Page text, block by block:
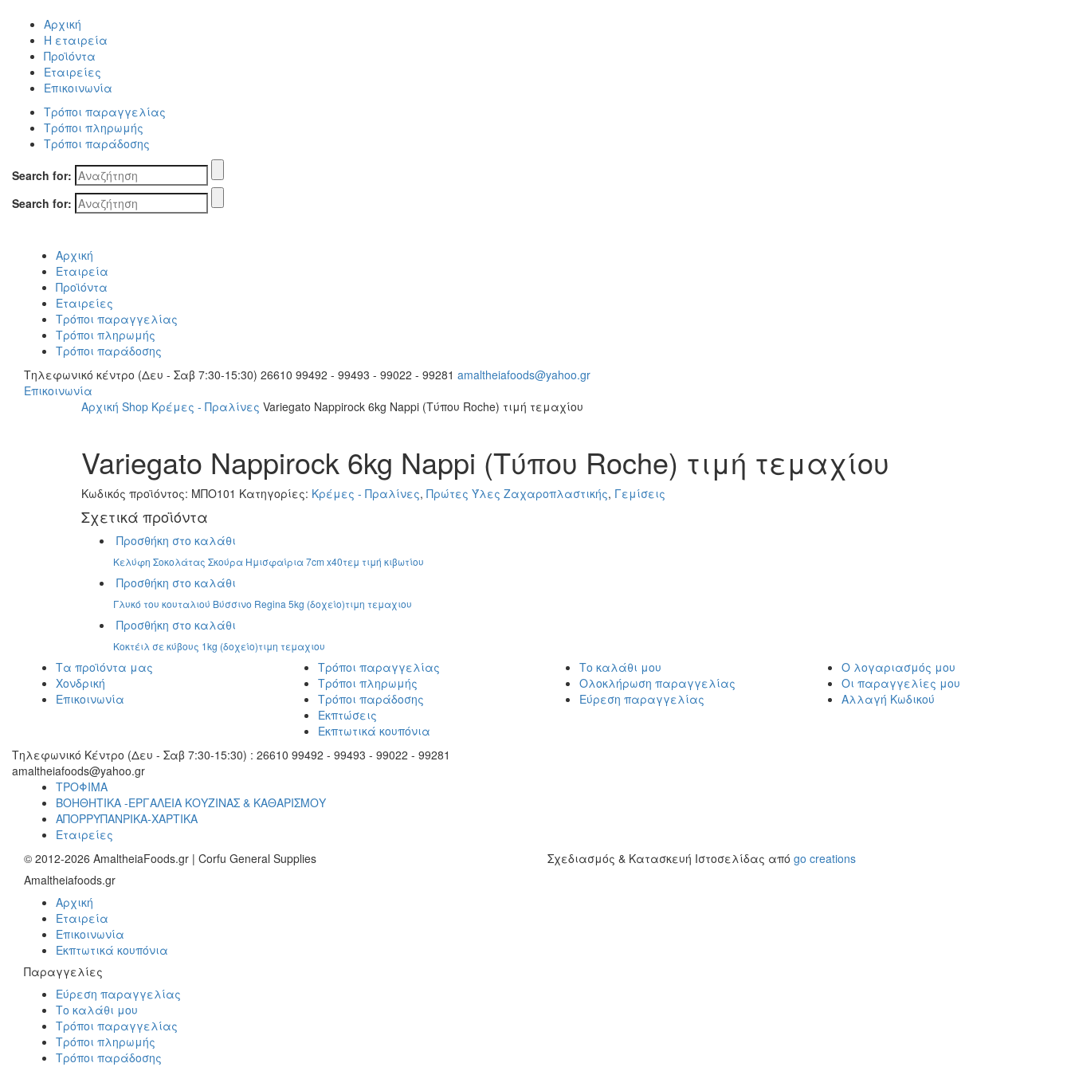
Αρχική
Η εταιρεία
Προϊόντα
Εταιρείες
Επικοινωνία
Τρόποι παραγγελίας
Τρόποι πληρωμής
Τρόποι παράδοσης
Search for:
Search for:
Αρχική
Εταιρεία
Προϊόντα
Εταιρείες
Τρόποι παραγγελίας
Τρόποι πληρωμής
Τρόποι παράδοσης
Τηλεφωνικό κέντρο (Δευ - Σαβ 7:30-15:30) 26610 99492 - 99493 - 99022 - 99281 amaltheiafoods@yahoo.gr
Επικοινωνία
Αρχική Shop Κρέμες - Πραλίνες Variegato Nappirock 6kg Nappi (Τύπου Roche) τιμή τεμαχίου
Variegato Nappirock 6kg Nappi (Τύπου Roche) τιμή τεμαχίου
Κωδικός προϊόντος: ΜΠΟ101 Κατηγορίες: Κρέμες - Πραλίνες, Πρώτες Ύλες Ζαχαροπλαστικής, Γεμίσεις
Σχετικά προϊόντα
Προσθήκη στο καλάθι
Κελύφη Σοκολάτας Σκούρα Ημισφαίρια 7cm x40τεμ τιμή κιβωτίου
Προσθήκη στο καλάθι
Γλυκό του κουταλιού Βύσσινο Regina 5kg (δοχείο)τιμη τεμαχιου
Προσθήκη στο καλάθι
Κοκτέιλ σε κύβους 1kg (δοχείο)τιμη τεμαχιου
Τα προϊόντα μας
Χονδρική
Επικοινωνία
Τρόποι παραγγελίας
Τρόποι πληρωμής
Τρόποι παράδοσης
Εκπτώσεις
Εκπτωτικά κουπόνια
Το καλάθι μου
Ολοκλήρωση παραγγελίας
Εύρεση παραγγελίας
Ο λογαριασμός μου
Οι παραγγελίες μου
Αλλαγή Κωδικού
Τηλεφωνικό Κέντρο (Δευ - Σαβ 7:30-15:30) : 26610 99492 - 99493 - 99022 - 99281
amaltheiafoods@yahoo.gr
ΤΡΟΦΙΜΑ
ΒΟΗΘΗΤΙΚΑ -ΕΡΓΑΛΕΙΑ ΚΟΥΖΙΝΑΣ & ΚΑΘΑΡΙΣΜΟΥ
ΑΠΟΡΡΥΠΑΝΡΙΚΑ-ΧΑΡΤΙΚΑ
Εταιρείες
© 2012-2026 AmaltheiaFoods.gr | Corfu General Supplies
Σχεδιασμός & Κατασκευή Ιστοσελίδας από go creations
Amaltheiafoods.gr
Αρχική
Εταιρεία
Επικοινωνία
Εκπτωτικά κουπόνια
Παραγγελίες
Εύρεση παραγγελίας
Το καλάθι μου
Τρόποι παραγγελίας
Τρόποι πληρωμής
Τρόποι παράδοσης